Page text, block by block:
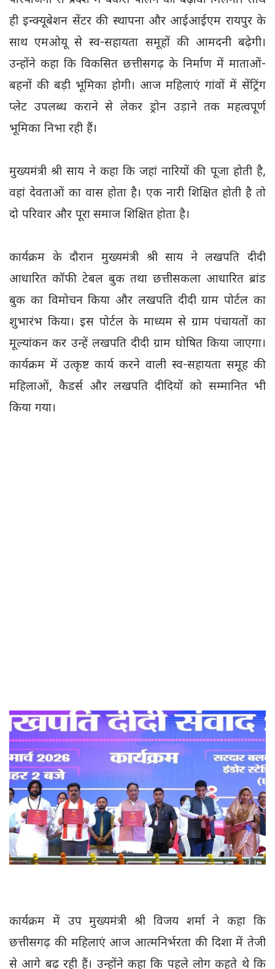
ही इन्क्यूबेशन सेंटर की स्थापना और आईआईएम रायपुर के
साथ एमओयू से स्व-सहायता समूहों की आमदनी बढ़ेगी।
उन्होंने कहा कि विकसित छत्तीसगढ़ के निर्माण में माताओं-
बहनों की बड़ी भूमिका होगी। आज महिलाएं गांवों में सेंट्रिंग
प्लेट उपलब्ध कराने से लेकर ड्रोन उड़ाने तक महत्वपूर्ण
भूमिका निभा रही हैं।
मुख्यमंत्री श्री साय ने कहा कि जहां नारियों की पूजा होती है,
वहां देवताओं का वास होता है। एक नारी शिक्षित होती है तो
दो परिवार और पूरा समाज शिक्षित होता है।
कार्यक्रम के दौरान मुख्यमंत्री श्री साय ने लखपति दीदी
आधारित कॉफी टेबल बुक तथा छत्तीसकला आधारित ब्रांड
बुक का विमोचन किया और लखपति दीदी ग्राम पोर्टल का
शुभारंभ किया। इस पोर्टल के माध्यम से ग्राम पंचायतों का
मूल्यांकन कर उन्हें लखपति दीदी ग्राम घोषित किया जाएगा।
कार्यक्रम में उत्कृष्ट कार्य करने वाली स्व-सहायता समूह की
महिलाओं, कैडर्स और लखपति दीदियों को सम्मानित भी
किया गया।
कार्यक्रम में उप मुख्यमंत्री श्री विजय शर्मा ने कहा कि
छत्तीसगढ़ की महिलाएं आज आत्मनिर्भरता की दिशा में तेजी
से आगे बढ़ रही हैं। उन्होंने कहा कि पहले लोग कहते थे कि